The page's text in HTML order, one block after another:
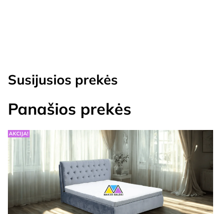
Susijusios prekės
Panašios prekės
AKCIJA!